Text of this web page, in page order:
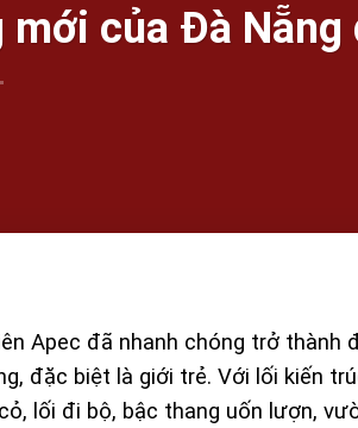
của Đà Nẵng
Apec đã nhanh chóng trở thành
đặc biệt là giới trẻ. Với lối kiến
lối đi bộ, bậc thang uốn lượn,